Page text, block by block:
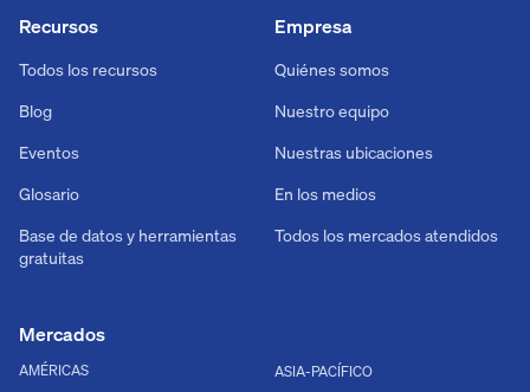
Recursos
Todos los recursos
Blog
Eventos
Glosario
Base de datos y herramientas
gratuitas
Empresa
Quiénes somos
Nuestro equipo
Nuestras ubicaciones
En los medios
Todos los mercados atendidos
Mercados
AMÉRICAS ASIA-PACÍFICO